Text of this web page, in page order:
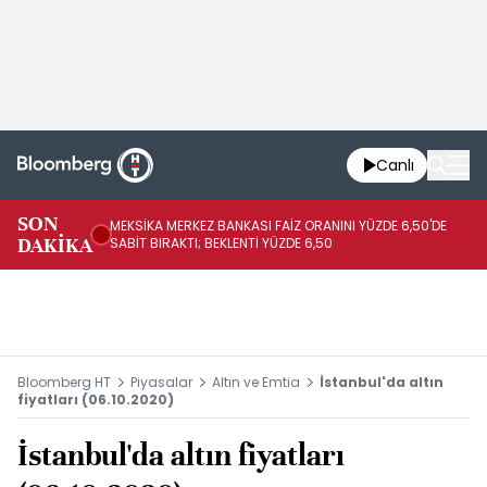
Canlı
SON
DAKİKA
MEKSİKA MERKEZ BANKASI FAİZ ORANINI YÜZDE 6,50'DE
SABİT BIRAKTI; BEKLENTİ YÜZDE 6,50
Bloomberg HT Piyasalar Altın ve Emtia
İstanbul'da altın
fiyatları (06.10.2020)
İstanbul'da altın fiyatları